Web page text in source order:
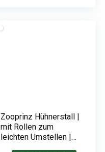
Zooprinz Hühnerstall |
mit Rollen zum
leichten Umstellen |